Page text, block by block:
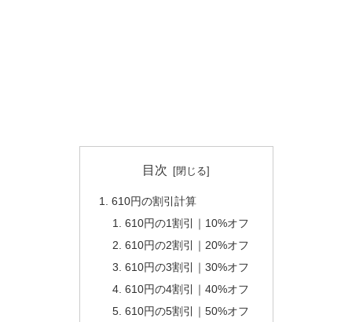
目次
610円の割引計算
610円の1割引｜10%オフ
610円の2割引｜20%オフ
610円の3割引｜30%オフ
610円の4割引｜40%オフ
610円の5割引｜50%オフ